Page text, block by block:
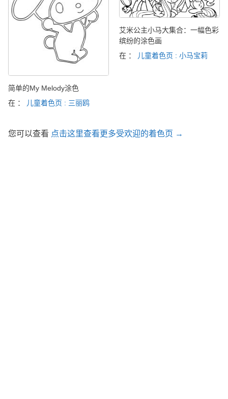
简单的My Melody涂色
在 ：
儿童着色页 : 三丽鸥
艾米公主小马大集合：一幅色彩
缤纷的涂色画
在 ：
儿童着色页 : 小马宝莉
您可以查看 点击这里查看更多受欢迎的着色页 →